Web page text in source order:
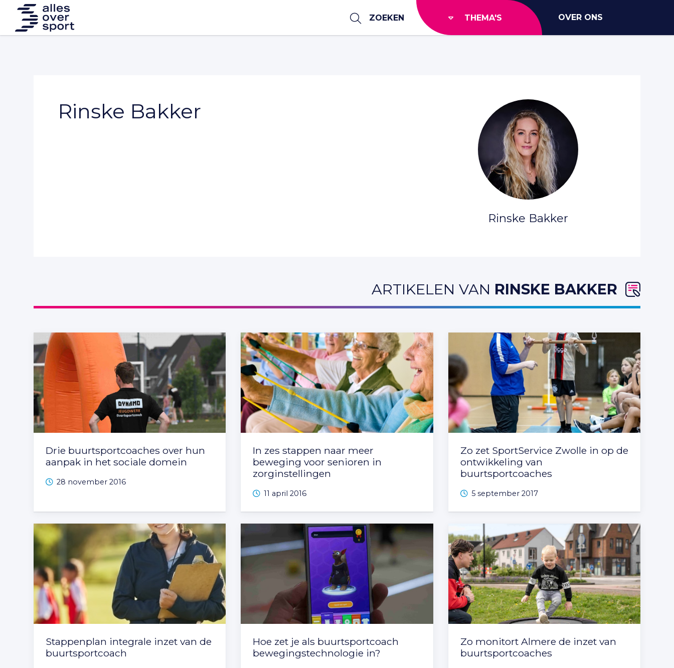
ZOEKEN THEMA'S OVER ONS
Rinske Bakker
Rinske Bakker
ARTIKELEN VAN RINSKE BAKKER
Drie buurtsportcoaches over hun
aanpak in het sociale domein
28 november 2016
In zes stappen naar meer
beweging voor senioren in
zorginstellingen
11 april 2016
Zo zet SportService Zwolle in op de
ontwikkeling van
buurtsportcoaches
5 september 2017
Stappenplan integrale inzet van de
buurtsportcoach
Hoe zet je als buurtsportcoach
bewegingstechnologie in?
Zo monitort Almere de inzet van
buurtsportcoaches